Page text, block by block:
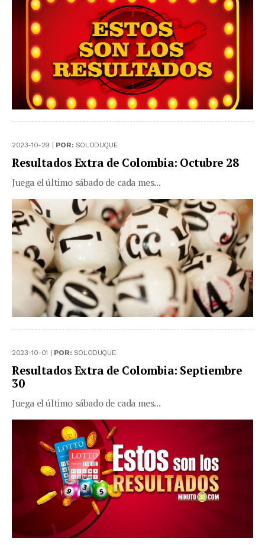
2023-10-29 | POR: SOLODUQUE
Resultados Extra de Colombia: Octubre 28
Juega el último sábado de cada mes...
2023-10-01 | POR: SOLODUQUE
Resultados Extra de Colombia: Septiembre
30
Juega el último sábado de cada mes...